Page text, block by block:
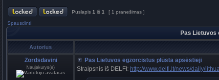
Puslapis 1 iš 1 [ 1 pranešimas ]
Spausdinti
Pas
Autorius
Zordsdavini
Naujakurys(ė)
Pas Lietuvos egzorcistus plūsta apsėstieji
Straipsnis iš DELFI: http://www.delfi.lt/news/daily/